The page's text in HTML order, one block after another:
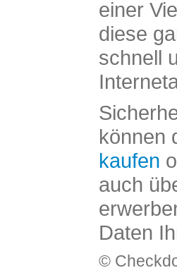
einer
diese
schnell
können
kaufen
auch
Daten
©